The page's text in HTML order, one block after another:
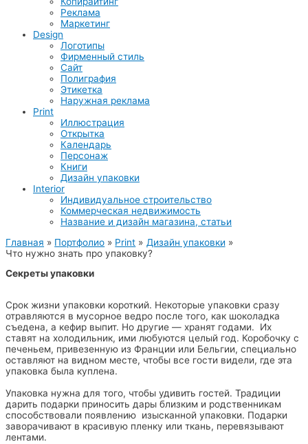
Реклама
Маркетинг
Design
Логотипы
Фирменный стиль
Сайт
Полиграфия
Этикетка
Наружная реклама
Print
Иллюстрация
Открытка
Календарь
Персонаж
Книги
Дизайн упаковки
Interior
Индивидуальное строительство
Коммерческая недвижимость
Название и дизайн магазина, статьи
Главная
Портфолио Print
Дизайн упаковки
Что нужно знать про упаковку?
Секреты упаковки
Срок жизни упаковки короткий. Некоторые упаковки сразу
отравляются в мусорное ведро после того, как шоколадка
съедена, а кефир выпит. Но другие — хранят годами. Их
ставят на холодильник, ими любуются целый год. Коробочку с
печеньем, привезенную из Франции или Бельгии, специально
оставляют на видном месте, чтобы все гости видели, где эта
упаковка была куплена.
Упаковка нужна для того, чтобы удивить гостей. Традиции
дарить подарки приносить дары близким и родственникам
способствовали появлению изысканной упаковки. Подарки
заворачивают в красивую пленку или ткань, перевязывают
лентами.